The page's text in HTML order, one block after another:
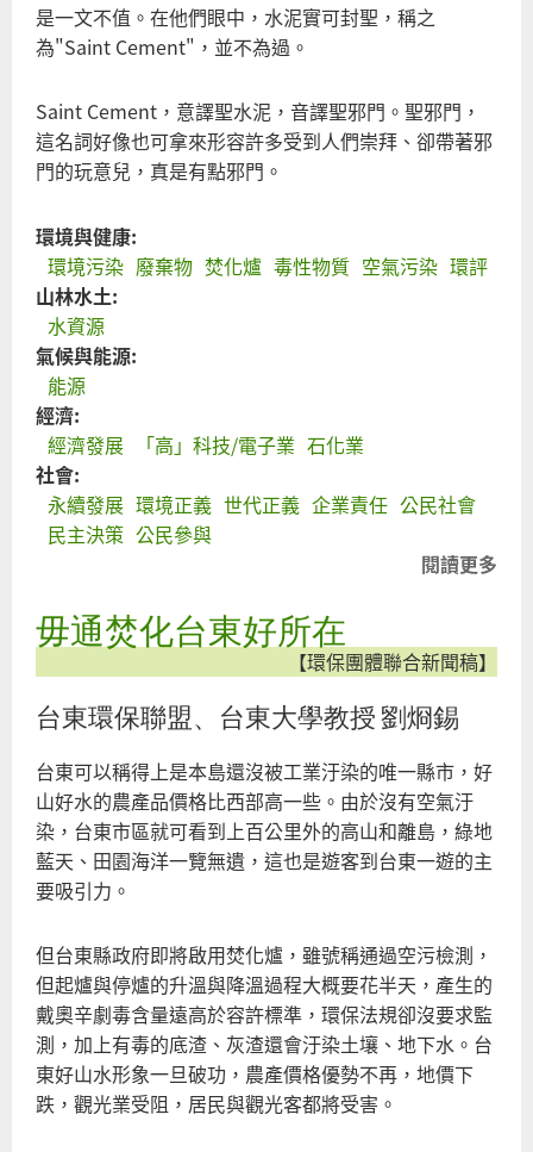
是一文不值。在他們眼中，水泥實可封聖，稱之
為"Saint Cement"，並不為過。
Saint Cement，意譯聖水泥，音譯聖邪門。聖邪門，
這名詞好像也可拿來形容許多受到人們崇拜、卻帶著邪
門的玩意兒，真是有點邪門。
環境與健康:
環境污染 廢棄物 焚化爐 毒性物質 空氣污染 環評
山林水土:
水資源
氣候與能源:
能源
經濟:
經濟發展
「高」科技/電子業 石化業
社會:
永續發展 環境正義 世代正義 企業責任 公民社會
民主決策 公民參與
閱讀更多
毋通焚化台東好所在
【環保團體聯合新聞稿】
台東環保聯盟、台東大學教授 劉烱錫
台東可以稱得上是本島還沒被工業汙染的唯一縣市，好
山好水的農產品價格比西部高一些。由於沒有空氣汙
染，台東市區就可看到上百公里外的高山和離島，綠地
藍天、田園海洋一覽無遺，這也是遊客到台東一遊的主
要吸引力。
但台東縣政府即將啟用焚化爐，雖號稱通過空污檢測，
但起爐與停爐的升溫與降溫過程大概要花半天，產生的
戴奧辛劇毒含量遠高於容許標準，環保法規卻沒要求監
測，加上有毒的底渣、灰渣還會汙染土壤、地下水。台
東好山水形象一旦破功，農產價格優勢不再，地價下
跌，觀光業受阻，居民與觀光客都將受害。